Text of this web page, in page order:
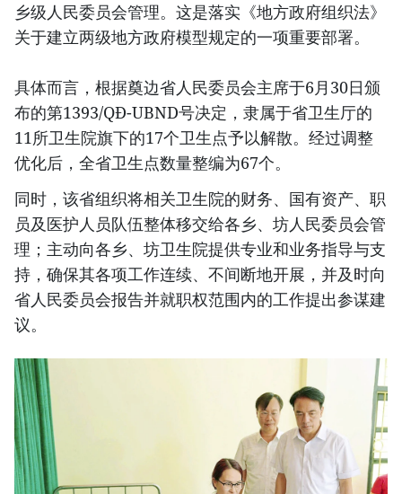
乡级人民委员会管理。这是落实《地方政府组织法》
关于建立两级地方政府模型规定的一项重要部署。
具体而言，根据奠边省人民委员会主席于6月30日颁
布的第1393/QĐ-UBND号决定，隶属于省卫生厅的
11所卫生院旗下的17个卫生点予以解散。经过调整
优化后，全省卫生点数量整编为67个。
同时，该省组织将相关卫生院的财务、国有资产、职
员及医护人员队伍整体移交给各乡、坊人民委员会管
理；主动向各乡、坊卫生院提供专业和业务指导与支
持，确保其各项工作连续、不间断地开展，并及时向
省人民委员会报告并就职权范围内的工作提出参谋建
议。